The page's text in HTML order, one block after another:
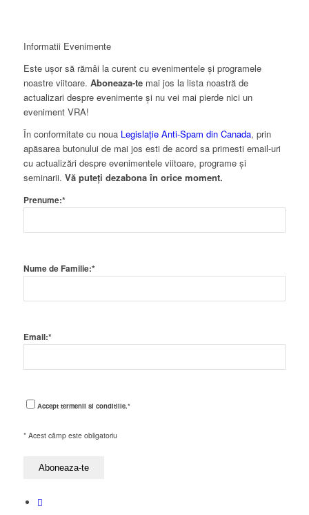
Informatii Evenimente
Este ușor să rămâi la curent cu evenimentele și programele
noastre viitoare. Aboneaza-temai jos la lista noastră de
actualizari despre evenimente și nu vei mai pierde nici un
eveniment VRA!
În conformitate cu noua Legislație Anti-Spam din Canada, prin
apăsarea butonului de mai jos esti de acord sa primesti email-uri
cu actualizări despre evenimentele viitoare, programe și
seminarii. Vă puteți dezabona în orice moment.
Prenume:*
Nume de Familie:*
Email:*
Accept termenii si conditiile.*
* Acest câmp este obligatoriu